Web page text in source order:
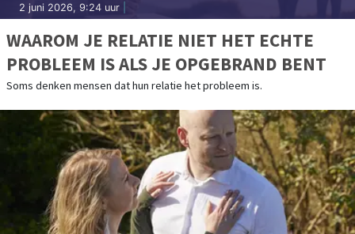
2 juni 2026, 9:24 uur
WAAROM JE RELATIE NIET HET ECHTE
PROBLEEM IS ALS JE OPGEBRAND BENT
Soms denken mensen dat hun relatie het probleem is.